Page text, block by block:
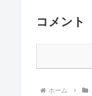
コメント
ホーム